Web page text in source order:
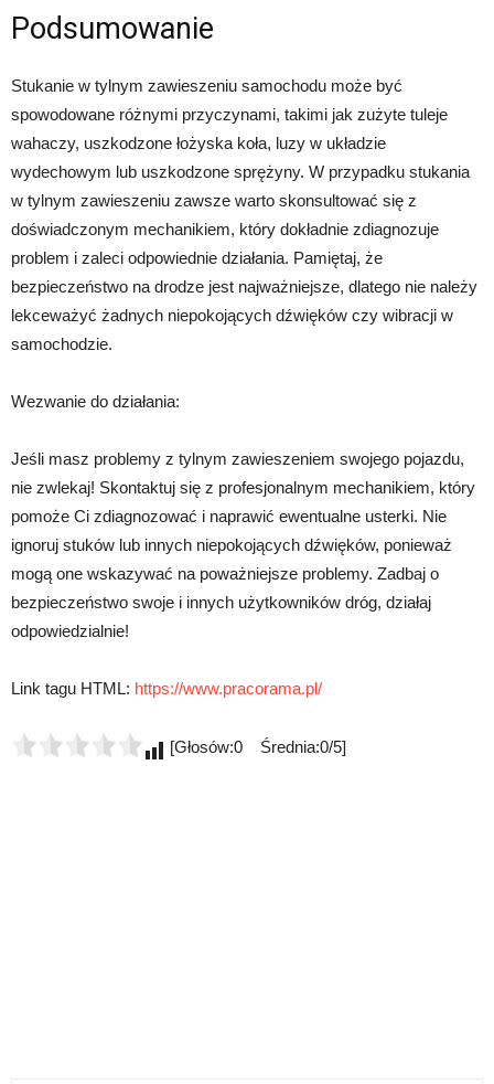
Podsumowanie
Stukanie w tylnym zawieszeniu samochodu może być
spowodowane różnymi przyczynami, takimi jak zużyte tuleje
wahaczy, uszkodzone łożyska koła, luzy w układzie
wydechowym lub uszkodzone sprężyny. W przypadku stukania
w tylnym zawieszeniu zawsze warto skonsultować się z
doświadczonym mechanikiem, który dokładnie zdiagnozuje
problem i zaleci odpowiednie działania. Pamiętaj, że
bezpieczeństwo na drodze jest najważniejsze, dlatego nie należy
lekceważyć żadnych niepokojących dźwięków czy wibracji w
samochodzie.
Wezwanie do działania:
Jeśli masz problemy z tylnym zawieszeniem swojego pojazdu,
nie zwlekaj! Skontaktuj się z profesjonalnym mechanikiem, który
pomoże Ci zdiagnozować i naprawić ewentualne usterki. Nie
ignoruj stuków lub innych niepokojących dźwięków, ponieważ
mogą one wskazywać na poważniejsze problemy. Zadbaj o
bezpieczeństwo swoje i innych użytkowników dróg, działaj
odpowiedzialnie!
Link tagu HTML: https://www.pracorama.pl/
[Głosów:0 Średnia:0/5]